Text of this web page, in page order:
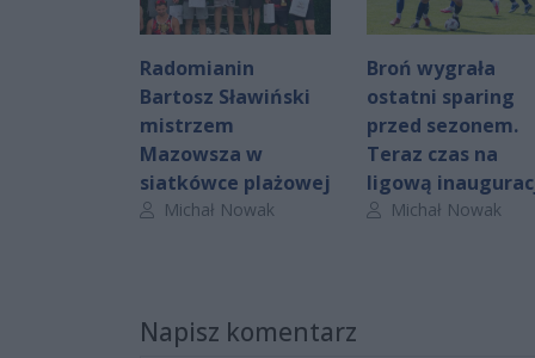
Radomianin
Bartosz Sławiński
mistrzem
Mazowsza w
siatkówce plażowej
Autor artykułu:
Michał Nowak
Broń wygrała
ostatni sparing
przed sezonem.
Teraz czas na
ligową
Autor artykułu:
Michał Nowak
Napisz komentarz